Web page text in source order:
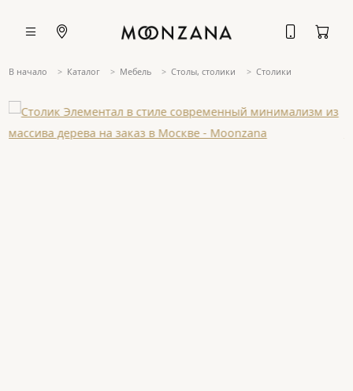
В начало Каталог Мебель Столы, столики Столики